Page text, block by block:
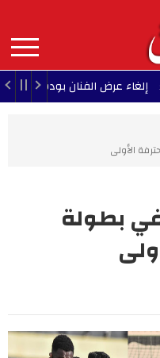
contenu
principal
MAIN
NAVIGATION
الفنان بودشار ضمن مهرجان
الأولى
بطولة